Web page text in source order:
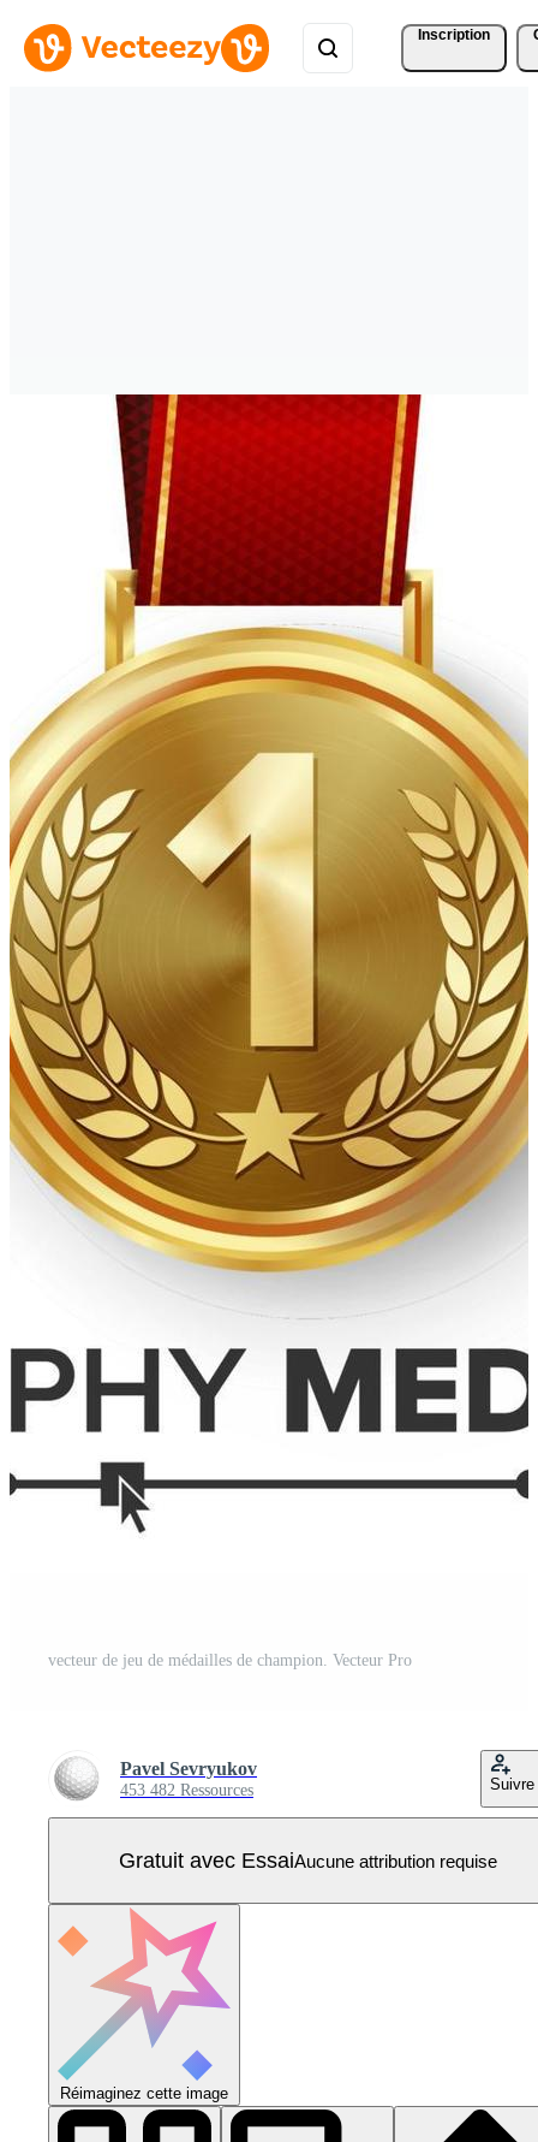
Inscription
vecteur de jeu de médailles de champion. Vecteur Pro
Pavel Sevryukov
453 482 Ressources Suivre
Gratuit avec EssaiAucune attribution requise
Réimaginez cette image